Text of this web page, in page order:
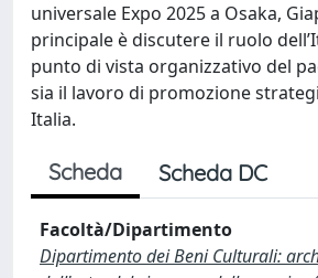
universale Expo 2025 a Osaka,
principale è discutere il ruolo
punto di vista organizzativo del
sia il lavoro di promozione
Italia.
Scheda Scheda DC
Facoltà/Dipartimento
Dipartimento dei Beni Culturali: